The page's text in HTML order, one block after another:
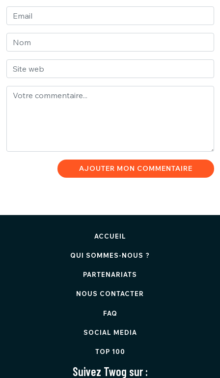
AJOUTER MON COMMENTAIRE
ACCUEIL
QUI SOMMES-NOUS ?
PARTENARIATS
NOUS CONTACTER
FAQ
SOCIAL MEDIA
TOP 100
Suivez Twog sur :